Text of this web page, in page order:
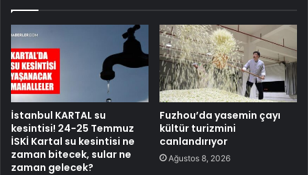
İstanbul KARTAL su
kesintisi! 24-25 Temmuz
İSKİ Kartal su kesintisi ne
zaman bitecek, sular ne
zaman gelecek?
Fuzhou’da yasemin çayı
kültür turizmini
canlandırıyor
Ağustos 8, 2026